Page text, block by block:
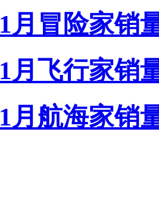
月冒险家销
月飞行家销
月航海家销